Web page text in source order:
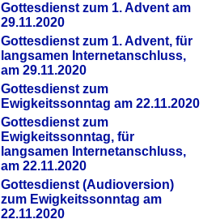
Gottesdienst zum 1. Advent am
29.11.2020
Gottesdienst zum 1. Advent, für
langsamen Internetanschluss,
am 29.11.2020
Gottesdienst zum
Ewigkeitssonntag am 22.11.2020
Gottesdienst zum
Ewigkeitssonntag, für
langsamen Internetanschluss,
am 22.11.2020
Gottesdienst (Audioversion)
zum Ewigkeitssonntag am
22.11.2020